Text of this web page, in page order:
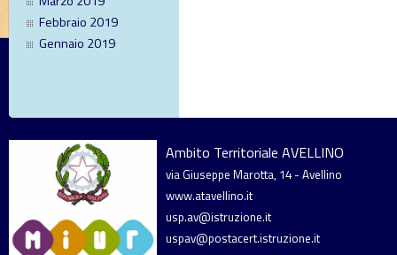
Febbraio 2019
Gennaio 2019
Ambito Territoriale AVELLINO
via Giuseppe Marotta, 14 - Avellino
www.atavellino.it
usp.av@istruzione.it
uspav@postacert.istruzione.it